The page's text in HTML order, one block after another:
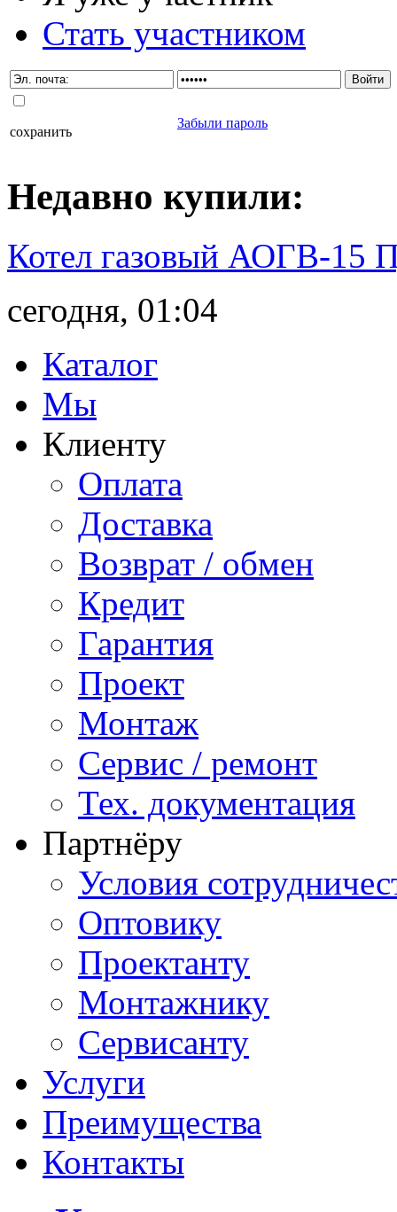
Стать участником
сохранить
Забыли пароль
Недавно купили:
Котел газовый АОГВ-
сегодня, 01:04
Каталог
Мы
Клиенту
Оплата
Доставка
Возврат / обмен
Кредит
Гарантия
Проект
Монтаж
Сервис / ремонт
Тех. документация
Партнёру
Условия
Оптовику
Проектанту
Монтажнику
Сервисанту
Услуги
Преимущества
Контакты